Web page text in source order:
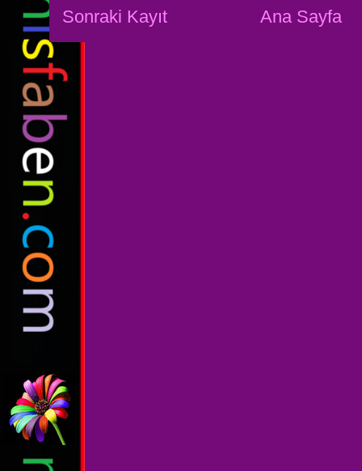
Sonraki Kayıt Ana Sayfa